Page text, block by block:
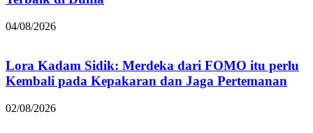
04/08/2026
Lora Kadam Sidik: Merdeka dari FOMO itu perlu
Kembali pada Kepakaran dan Jaga Pertemanan
02/08/2026